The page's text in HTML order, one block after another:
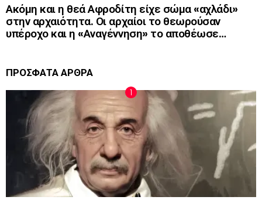
Ακόμη και η θεά Αφροδίτη είχε σώμα «αχλάδι»
στην αρχαιότητα. Οι αρχαίοι το θεωρούσαν
υπέροχο και η «Αναγέννηση» το αποθέωσε…
ΠΡΟΣΦΑΤΑ ΑΡΘΡΑ